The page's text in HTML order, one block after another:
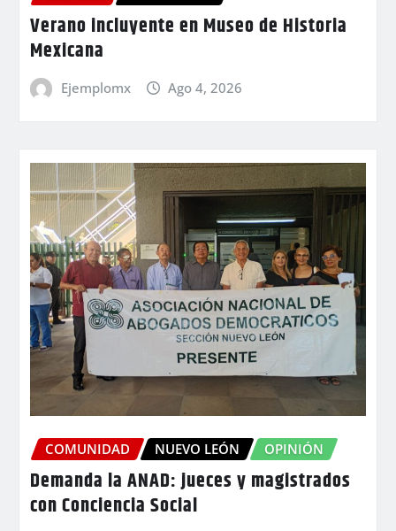
Verano incluyente en Museo de Historia
Mexicana
Ejemplomx Ago 4, 2026
COMUNIDAD NUEVO LEÓN OPINIÓN
Demanda la ANAD: jueces y magistrados
con Conciencia Social